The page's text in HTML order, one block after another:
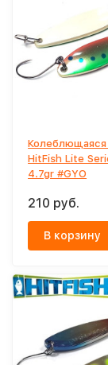
Колеблющаяся
HitFish Lite
4.7gr #GYO
210 руб.
В корзину